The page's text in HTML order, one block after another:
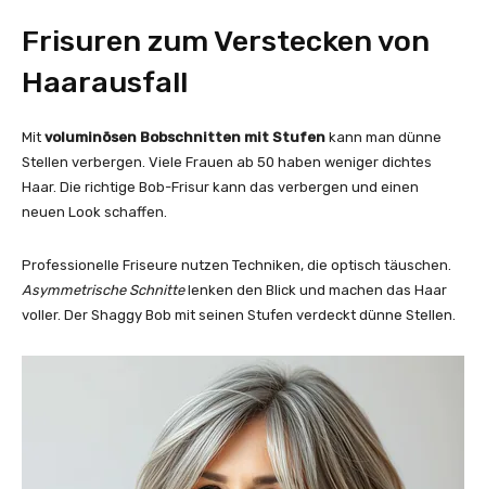
Frisuren zum Verstecken von
Haarausfall
Mit voluminösen Bobschnitten mit Stufen kann man dünne
Stellen verbergen. Viele Frauen ab 50 haben weniger dichtes
Haar. Die richtige Bob-Frisur kann das verbergen und einen
neuen Look schaffen.
Professionelle Friseure nutzen Techniken, die optisch täuschen.
Asymmetrische Schnittelenken den Blick und machen das Haar
voller. Der Shaggy Bob mit seinen Stufen verdeckt dünne Stellen.